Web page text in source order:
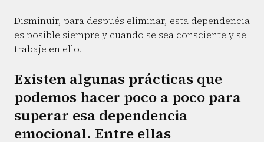
Disminuir, para después eliminar, esta dependencia
es posible siempre y cuando se sea consciente y se
trabaje en ello.
Existen algunas prácticas que
podemos hacer poco a poco para
superar esa dependencia
emocional. Entre ellas